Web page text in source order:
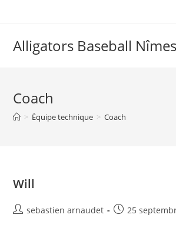
Alligators Baseball Nîmes
Coach
> Équipe technique > Coach
Will
Auteur/autrice
sebastien arnaudet
Post25